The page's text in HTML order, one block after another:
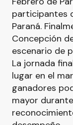
participantes
Paraná.
Concepción
escenario de
La jornada
lugar en el
ganadores
mayor